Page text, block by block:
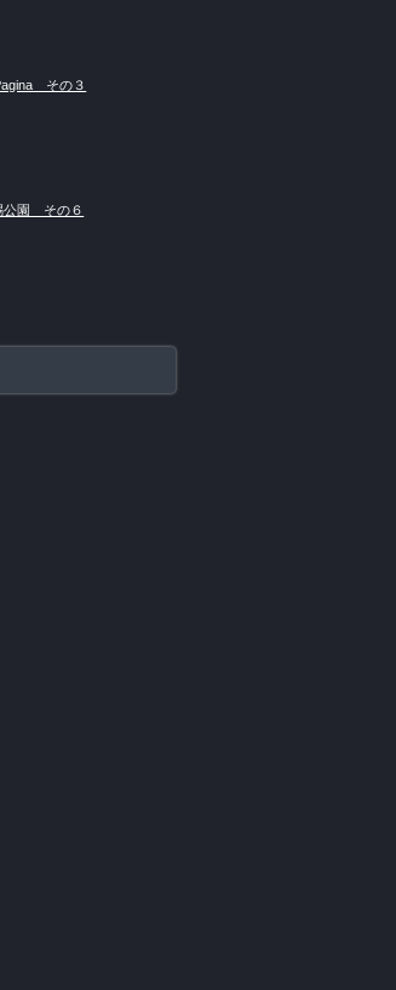
その３
公園 その６